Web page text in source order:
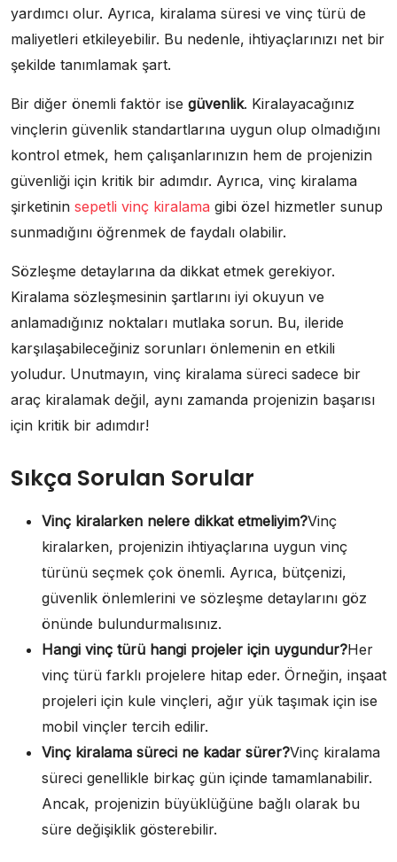
yardımcı olur. Ayrıca, kiralama süresi ve vinç türü de
maliyetleri etkileyebilir. Bu nedenle, ihtiyaçlarınızı net bir
şekilde tanımlamak şart.
Bir diğer önemli faktör ise güvenlik. Kiralayacağınız
vinçlerin güvenlik standartlarına uygun olup olmadığını
kontrol etmek, hem çalışanlarınızın hem de projenizin
güvenliği için kritik bir adımdır. Ayrıca, vinç kiralama
şirketinin sepetli vinç kiralama gibi özel hizmetler sunup
sunmadığını öğrenmek de faydalı olabilir.
Sözleşme detaylarına da dikkat etmek gerekiyor.
Kiralama sözleşmesinin şartlarını iyi okuyun ve
anlamadığınız noktaları mutlaka sorun. Bu, ileride
karşılaşabileceğiniz sorunları önlemenin en etkili
yoludur. Unutmayın, vinç kiralama süreci sadece bir
araç kiralamak değil, aynı zamanda projenizin başarısı
için kritik bir adımdır!
Sıkça Sorulan Sorular
Vinç kiralarken nelere dikkat etmeliyim?Vinç
kiralarken, projenizin ihtiyaçlarına uygun vinç
türünü seçmek çok önemli. Ayrıca, bütçenizi,
güvenlik önlemlerini ve sözleşme detaylarını göz
önünde bulundurmalısınız.
Hangi vinç türü hangi projeler için uygundur?Her
vinç türü farklı projelere hitap eder. Örneğin, inşaat
projeleri için kule vinçleri, ağır yük taşımak için ise
mobil vinçler tercih edilir.
Vinç kiralama süreci ne kadar sürer?Vinç kiralama
süreci genellikle birkaç gün içinde tamamlanabilir.
Ancak, projenizin büyüklüğüne bağlı olarak bu
süre değişiklik gösterebilir.